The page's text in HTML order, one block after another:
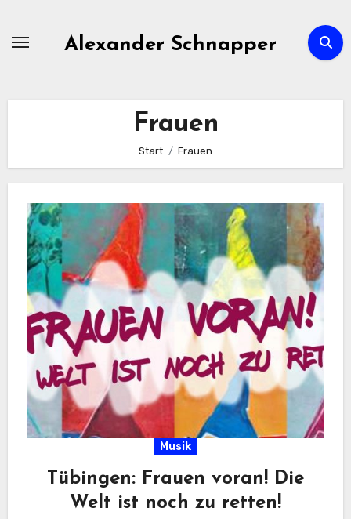
Alexander Schnapper
Frauen
Start Frauen
Musik
Tübingen: Frauen voran! Die
Welt ist noch zu retten!